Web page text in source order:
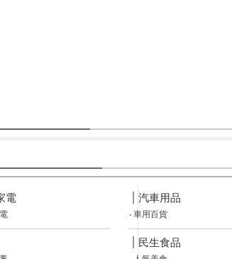
電 汽車用品
‧ 車用百貨
民生食品